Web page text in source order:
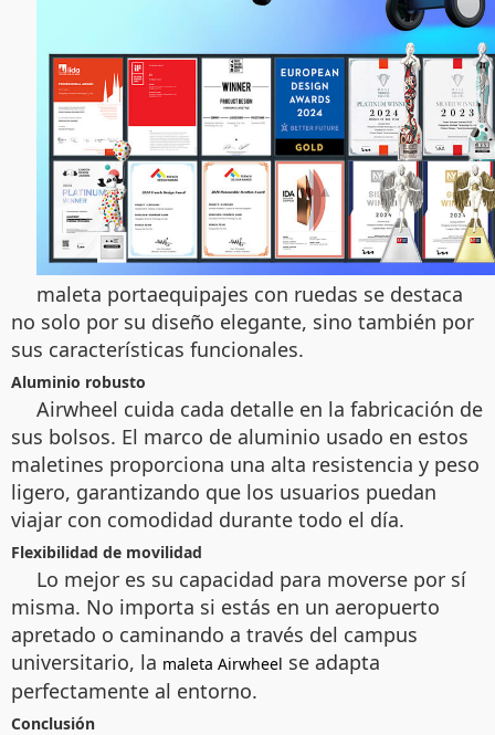
maleta portaequipajes con ruedas se destaca
no solo por su diseño elegante, sino también por
sus características funcionales.
Aluminio robusto
Airwheel cuida cada detalle en la fabricación de
sus bolsos. El marco de aluminio usado en estos
maletines proporciona una alta resistencia y peso
ligero, garantizando que los usuarios puedan
viajar con comodidad durante todo el día.
Flexibilidad de movilidad
Lo mejor es su capacidad para moverse por sí
misma. No importa si estás en un aeropuerto
apretado o caminando a través del campus
universitario, la maleta Airwheel se adapta
perfectamente al entorno.
Conclusión